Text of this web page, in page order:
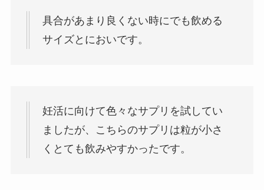
具合があまり良くない時にでも飲める
サイズとにおいです。
妊活に向けて色々なサプリを試してい
ましたが、こちらのサプリは粒が小さ
くとても飲みやすかったです。